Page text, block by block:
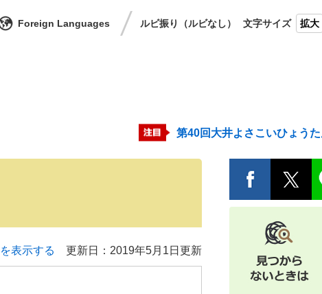
Foreign Languages ルビ振り （ルビなし） 文字サイズ 拡大
第40回大井よさこいひょう
表示する 更新日：2019年5月1日更新